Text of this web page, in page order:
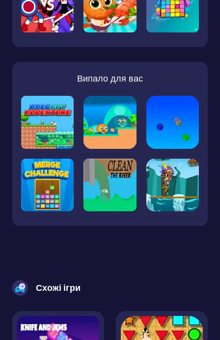
Випало для вас
Схожі ігри